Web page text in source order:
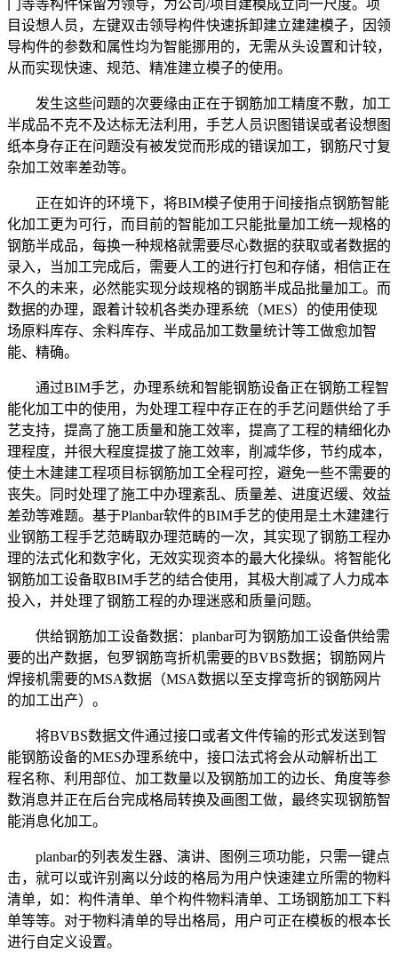
门等等构件保留为领导，为公司/项目建模成立同一尺度。项
目设想人员，左键双击领导构件快速拆卸建立建建模子，因领
导构件的参数和属性均为智能挪用的，无需从头设置和计较，
从而实现快速、规范、精准建立模子的使用。
发生这些问题的次要缘由正在于钢筋加工精度不敷，加工
半成品不克不及达标无法利用，手艺人员识图错误或者设想图
纸本身存正在问题没有被发觉而形成的错误加工，钢筋尺寸复
杂加工效率差劲等。
正在如许的环境下，将BIM模子使用于间接指点钢筋智能
化加工更为可行，而目前的智能加工只能批量加工统一规格的
钢筋半成品，每换一种规格就需要尽心数据的获取或者数据的
录入，当加工完成后，需要人工的进行打包和存储，相信正在
不久的未来，必然能实现分歧规格的钢筋半成品批量加工。而
数据的办理，跟着计较机各类办理系统（MES）的使用使现
场原料库存、余料库存、半成品加工数量统计等工做愈加智
能、精确。
通过BIM手艺，办理系统和智能钢筋设备正在钢筋工程智
能化加工中的使用，为处理工程中存正在的手艺问题供给了手
艺支持，提高了施工质量和施工效率，提高了工程的精细化办
理程度，并很大程度提拔了施工效率，削减华侈，节约成本，
使土木建建工程项目标钢筋加工全程可控，避免一些不需要的
丧失。同时处理了施工中办理紊乱、质量差、进度迟缓、效益
差劲等难题。基于Planbar软件的BIM手艺的使用是土木建建行
业钢筋工程手艺范畴取办理范畴的一次，其实现了钢筋工程办
理的法式化和数字化，无效实现资本的最大化操纵。将智能化
钢筋加工设备取BIM手艺的结合使用，其极大削减了人力成本
投入，并处理了钢筋工程的办理迷惑和质量问题。
供给钢筋加工设备数据：planbar可为钢筋加工设备供给需
要的出产数据，包罗钢筋弯折机需要的BVBS数据；钢筋网片
焊接机需要的MSA数据（MSA数据以至支撑弯折的钢筋网片
的加工出产）。
将BVBS数据文件通过接口或者文件传输的形式发送到智
能钢筋设备的MES办理系统中，接口法式将会从动解析出工
程名称、利用部位、加工数量以及钢筋加工的边长、角度等参
数消息并正在后台完成格局转换及画图工做，最终实现钢筋智
能消息化加工。
planbar的列表发生器、演讲、图例三项功能，只需一键点
击，就可以或许别离以分歧的格局为用户快速建立所需的物料
清单，如：构件清单、单个构件物料清单、工场钢筋加工下料
单等等。对于物料清单的导出格局，用户可正在模板的根本长
进行自定义设置。